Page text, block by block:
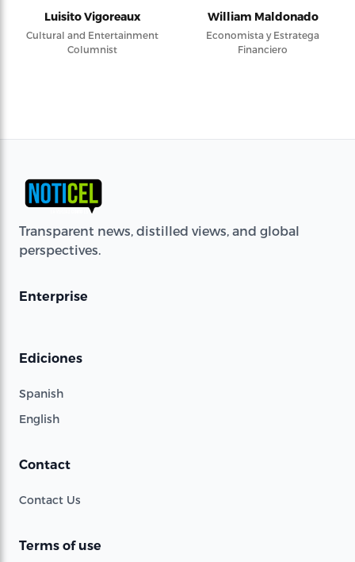
Luisito Vigoreaux
Cultural and Entertainment
Columnist
William Maldonado
Economista y Estratega
Financiero
Transparent news, distilled views, and global
perspectives.
Enterprise
Ediciones
Spanish
English
Contact
Contact Us
Terms of use